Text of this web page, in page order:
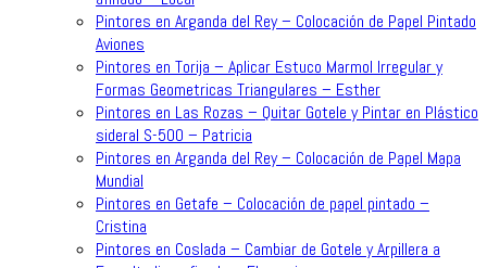
Pintores en Arganda del Rey – Colocación de Papel Pintado
Aviones
Pintores en Torija – Aplicar Estuco Marmol Irregular y
Formas Geometricas Triangulares – Esther
Pintores en Las Rozas – Quitar Gotele y Pintar en Plástico
sideral S-500 – Patricia
Pintores en Arganda del Rey – Colocación de Papel Mapa
Mundial
Pintores en Getafe – Colocación de papel pintado –
Cristina
Pintores en Coslada – Cambiar de Gotele y Arpillera a